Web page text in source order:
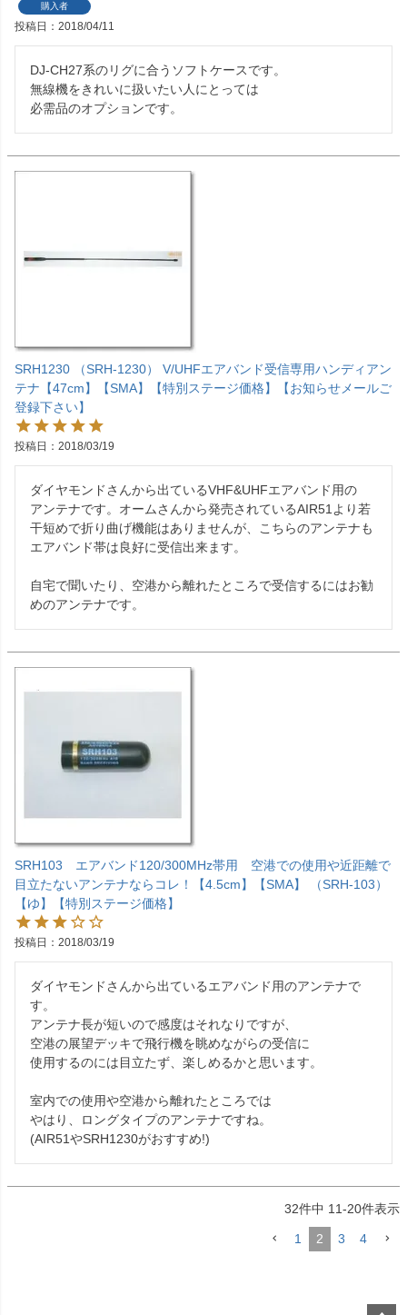
購入者
投稿日 2018/04/11
DJ-CH27系のリグに合うソフトケースです。
無線機をきれいに扱いたい人にとっては
必需品のオプションです。
SRH1230 （SRH-1230） V/UHFエアバンド受信専用ハンディアン
テナ【47cm】【SMA】【特別ステージ価格】【お知らせメールご
登録下さい】
投稿日 2018/03/19
ダイヤモンドさんから出ているVHF&UHFエアバンド用の
アンテナです。オームさんから発売されているAIR51より若
干短めで折り曲げ機能はありませんが、こちらのアンテナも
エアバンド帯は良好に受信出来ます。
自宅で聞いたり、空港から離れたところで受信するにはお勧
めのアンテナです。
SRH103 エアバンド120/300MHz帯用 空港での使用や近距離で
目立たないアンテナならコレ！【4.5cm】【SMA】 （SRH-103）
【ゆ】【特別ステージ価格】
投稿日 2018/03/19
ダイヤモンドさんから出ているエアバンド用のアンテナで
す。
アンテナ長が短いので感度はそれなりですが、
空港の展望デッキで飛行機を眺めながらの受信に
使用するのには目立たず、楽しめるかと思います。
室内での使用や空港から離れたところでは
やはり、ロングタイプのアンテナですね。
(AIR51やSRH1230がおすすめ!)
32件中 11-20件表示
1 2 3 4